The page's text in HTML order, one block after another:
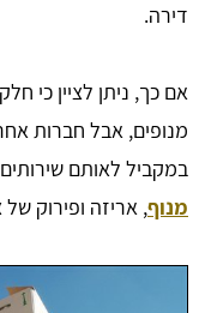
דירה.
אם כך, ניתן לציין כי
מנופים, אבל חברות
במקביל לאותם
מנוף, אריזה ופירוק